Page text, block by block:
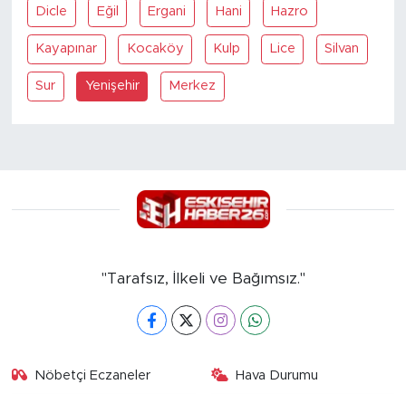
Dicle Eğil Ergani Hani Hazro
Kayapınar Kocaköy Kulp Lice Silvan
Sur Yenişehir Merkez
"Tarafsız, İlkeli ve Bağımsız."
Nöbetçi Eczaneler Hava Durumu